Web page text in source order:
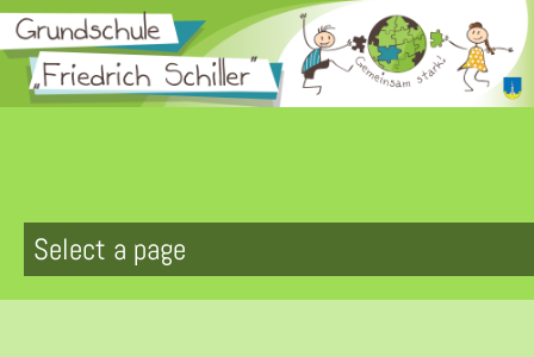
Zum
Inhalt
springen